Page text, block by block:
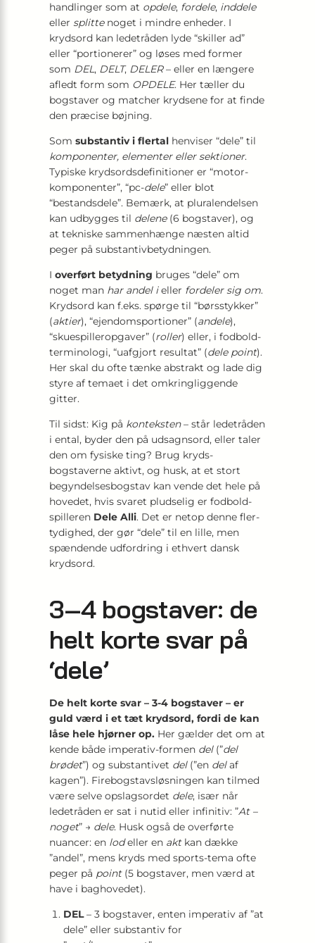
handlinger som at opdele, fordele, inddele
eller splittenoget i mindre enheder. I
krydsord kan ledetråden lyde “skiller ad”
eller “portionerer” og løses med former
som DEL, DELT, DELER– eller en længere
afledt form som OPDELE. Her tæller du
bogstaver og matcher krydsene for at finde
den præcise bøjning.
Som substantiv i flertal henviser “dele” til
komponenter, elementer eller sektioner.
Typiske krydsords­definitioner er “motor­
komponenter”, “pc-dele” eller blot
“bestands­dele”. Bemærk, at plural­endelsen
kan udbygges til delene(6 bogstaver), og
at tekniske sammenhænge næsten altid
peger på substantiv­betydningen.
I overført betydning bruges “dele” om
noget man har andel ieller fordeler sig om.
Krydsord kan f.eks. spørge til “børsstykker”
(aktier), “ejendoms­portioner” (andele),
“skuespilleropgaver” (roller) eller, i fodbold­
terminologi, “uafgjort resultat” (dele point).
Her skal du ofte tænke abstrakt og lade dig
styre af temaet i det omkring­liggende
gitter.
Til sidst: Kig på konteksten– står ledetråden
i ental, byder den på udsagnsord, eller taler
den om fysiske ting? Brug kryds­
bogstaverne aktivt, og husk, at et stort
begyndelses­bogstav kan vende det hele på
hovedet, hvis svaret pludselig er fodbold­
spilleren Dele Alli. Det er netop denne fler­
tydighed, der gør “dele” til en lille, men
spændende udfordring i ethvert dansk
krydsord.
3–4 bogstaver: de
helt korte svar på
‘dele’
De helt korte svar – 3-4 bogstaver – er
guld værd i et tæt krydsord, fordi de kan
låse hele hjørner op. Her gælder det om at
kende både imperativ-formen del(”del
brødet”) og substantivet del(”en delaf
kagen”). Firebogstavsløsningen kan tilmed
være selve opslagsordet dele, især når
ledetråden er sat i nutid eller infinitiv: ”At –
noget” → dele. Husk også de overførte
nuancer: en lodeller en aktkan dække
”andel”, mens kryds med sports-tema ofte
peger på point(5 bogstaver, men værd at
have i baghovedet).
DEL– 3 bogstaver, enten imperativ af ”at
dele” eller substantiv for